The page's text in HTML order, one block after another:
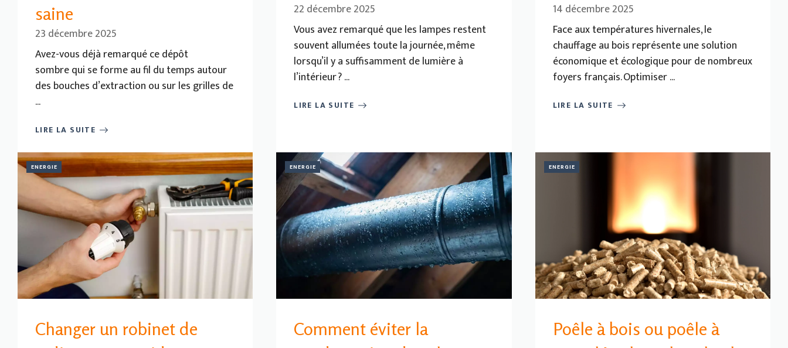
saine
23 décembre 2025
Avez-vous déjà remarqué ce dépôt
sombre qui se forme au fil du temps autour
des bouches d’extraction ou sur les grilles de
...
LIRE LA SUITE
22 décembre 2025
Vous avez remarqué que les lampes restent
souvent allumées toute la journée, même
lorsqu’il y a suffisamment de lumière à
l’intérieur ? ...
LIRE LA SUITE
14 décembre 2025
Face aux températures hivernales, le
chauffage au bois représente une solution
économique et écologique pour de nombreux
foyers français. Optimiser ...
LIRE LA SUITE
ENERGIE
Changer un robinet de
ENERGIE
Comment éviter la
ENERGIE
Poêle à bois ou poêle à